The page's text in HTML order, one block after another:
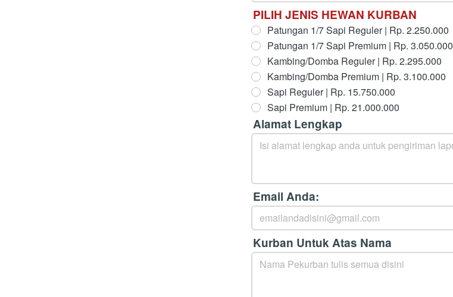
PILIH JENIS HEWAN KURBAN
Patungan 1/7 Sapi Reguler | Rp. 2.250.000
Patungan 1/7 Sapi Premium | Rp. 3.050.000
Kambing/Domba Reguler | Rp. 2.295.000
Kambing/Domba Premium | Rp. 3.100.000
Sapi Reguler | Rp. 15.750.000
Sapi Premium | Rp. 21.000.000
Alamat Lengkap
Email Anda:
Kurban Untuk Atas Nama